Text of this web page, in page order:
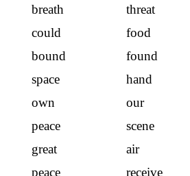
breath threat
could food
bound found
space hand
own our
peace scene
great air
peace receive